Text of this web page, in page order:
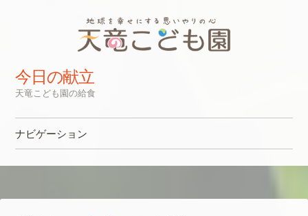
今日の献立
天竜こども園の給食
ナビゲーション